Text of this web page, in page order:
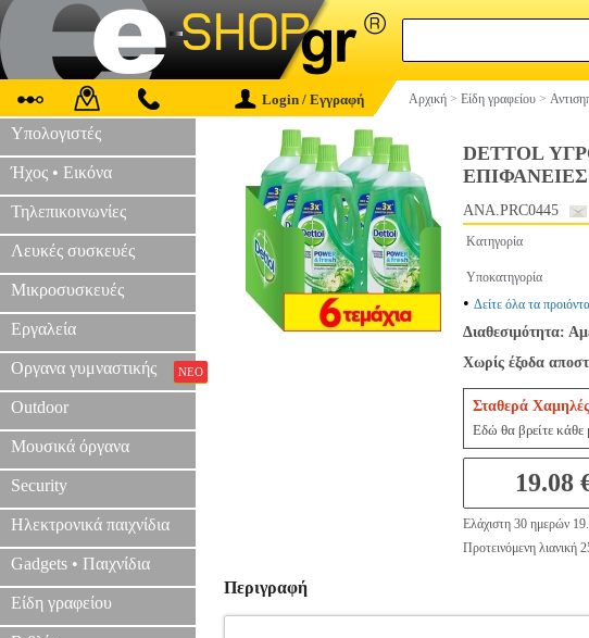
Login / Εγγραφή Αρχική > Είδη γραφείου >
Υπολογιστές
Ήχος • Εικόνα
Τηλεπικοινωνίες
Λευκές συσκευές
Μικροσυσκευές
Εργαλεία
Οργανα γυμναστικής ΝΕΟ
Outdoor
Μουσικά όργανα
Security
Ηλεκτρονικά παιχνίδια
Gadgets • Παιχνίδια
Είδη γραφείου
DETTOL
ΕΠΙΦΑΝΕΙΕΣ
ANA.PRC0445
Κατηγορία
Υποκατηγορία
• Δείτε όλα τα
Διαθεσιμότητα:
Χωρίς έξοδα
Σταθερά
Εδώ θα βρείτε κάθε
19.08
Ελάχιστη 30 ημερών
Προτεινόμενη λιανική
Περιγραφή